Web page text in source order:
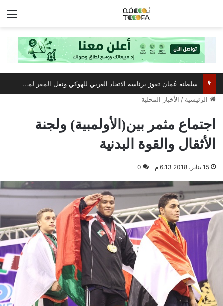
سلطنة عُمان تفوز برئاسة الاتحاد العربي للهوكي ونقل المقر لمسقط
الرئيسية / الأخبار المحلية
اجتماع مثمر بين(الأولمبية) ولجنة
الأثقال والقوة البدنية
15 يناير، 2018 6:13 م 0